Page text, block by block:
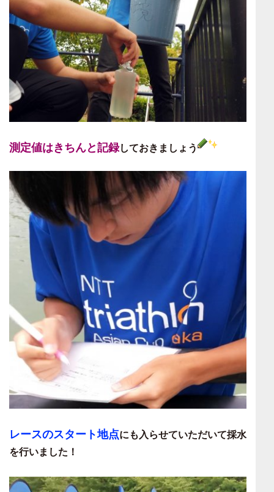
測定値はきちんと記録しておきましょう
レースのスタート地点にも入らせていただいて採水
を行いました！